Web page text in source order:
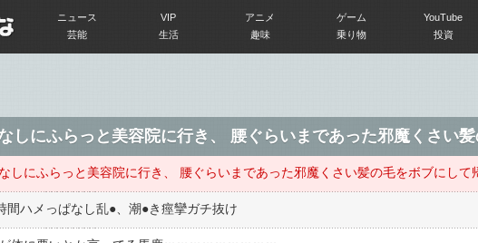
ニュース VIP アニメ ゲーム YouTube
芸能
生活 趣味 乗り物 投資
間ハメっぱなし乱●︎、潮●︎き痙攣ガチ抜け